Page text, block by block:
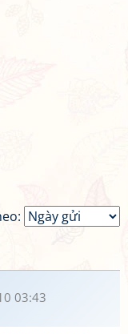
03:43